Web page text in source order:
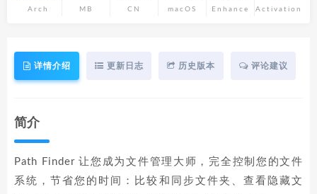
Arch MB CN macOS Enhance Activation
详情介绍 更新日志 历史版本 评论建议
简介
Path Finder 让您成为文件管理大师，完全控制您的文件
系统，节省您的时间：比较和同步文件夹、查看隐藏文